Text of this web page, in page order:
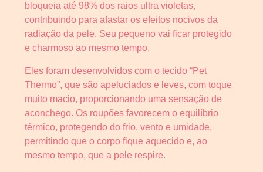
bloqueia até 98% dos raios ultra violetas,
contribuindo para afastar os efeitos nocivos da
radiação da pele. Seu pequeno vai ficar protegido
e charmoso ao mesmo tempo.
Eles foram desenvolvidos com o tecido “Pet
Thermo”, que são apeluciados e leves, com toque
muito macio, proporcionando uma sensação de
aconchego. Os roupões favorecem o equilíbrio
térmico, protegendo do frio, vento e umidade,
permitindo que o corpo fique aquecido e, ao
mesmo tempo, que a pele respire.